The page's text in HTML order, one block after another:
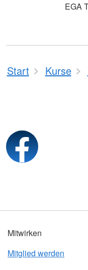
EGA
Start Kurse
Mitwirken
Mitglied werden